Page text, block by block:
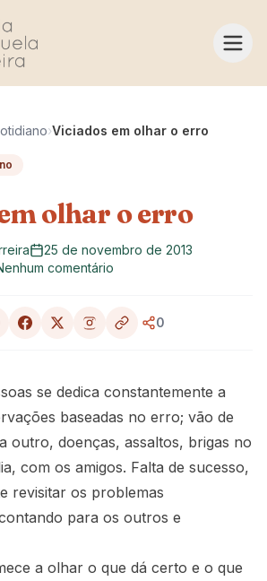
›Viciados em olhar o erro
olhar o erro
25 de novembro de 2013
comentário
0
se dedica constantemente a
baseadas no erro; vão de
outro, doenças, assaltos, brigas no
com os amigos. Falta de sucesso,
revisitar os problemas
para os outros e
a olhar o que dá certo e o que